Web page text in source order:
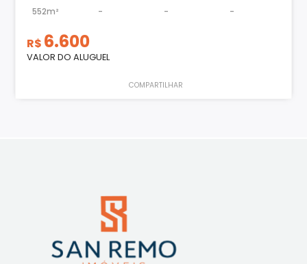
552m² - - -
R$ 6.600
VALOR DO ALUGUEL
COMPARTILHAR